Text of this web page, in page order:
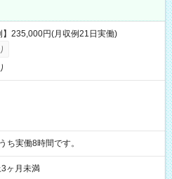
235,000円(月収例21日実働)
記のうち実働8時間です。
ヶ月未満